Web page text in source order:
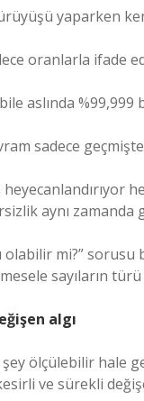
yaparken
oranlarla ifade
aslında %99,999
sadece
aynı
olabilir mi?”
sayıların türü
algı
ölçülebilir hale
ve sürekli